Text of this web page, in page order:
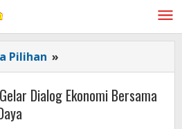
Pilihan »
Pilgub,
Kadin
Gelar
Dialog Ekonomi Bersama